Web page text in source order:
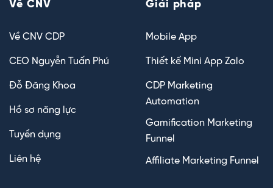
Về CNV
Về CNV CDP
CEO Nguyễn Tuấn Phú
Đỗ Đăng Khoa
Hồ sơ năng lực
Tuyển dụng
Liên hệ
Giải pháp
Mobile App
Thiết kế Mini App Zalo
CDP Marketing
Automation
Gamification Marketing
Funnel
Affiliate Marketing Funnel